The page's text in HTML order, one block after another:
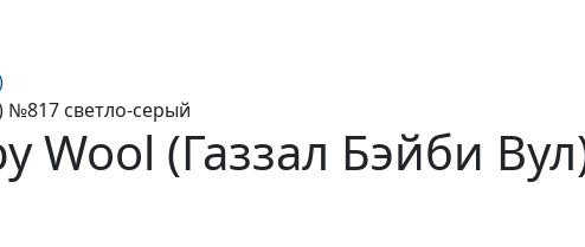
№817 светло-серый
Wool (Газзал Бэйби